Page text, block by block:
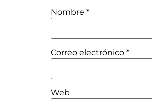
Nombre *
Correo electrónico *
Web